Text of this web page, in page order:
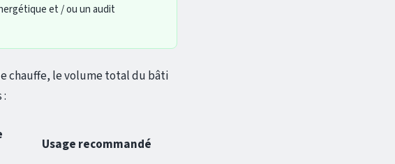
et / ou un audit
chauffe, le volume total du bâti
:
Usage recommandé